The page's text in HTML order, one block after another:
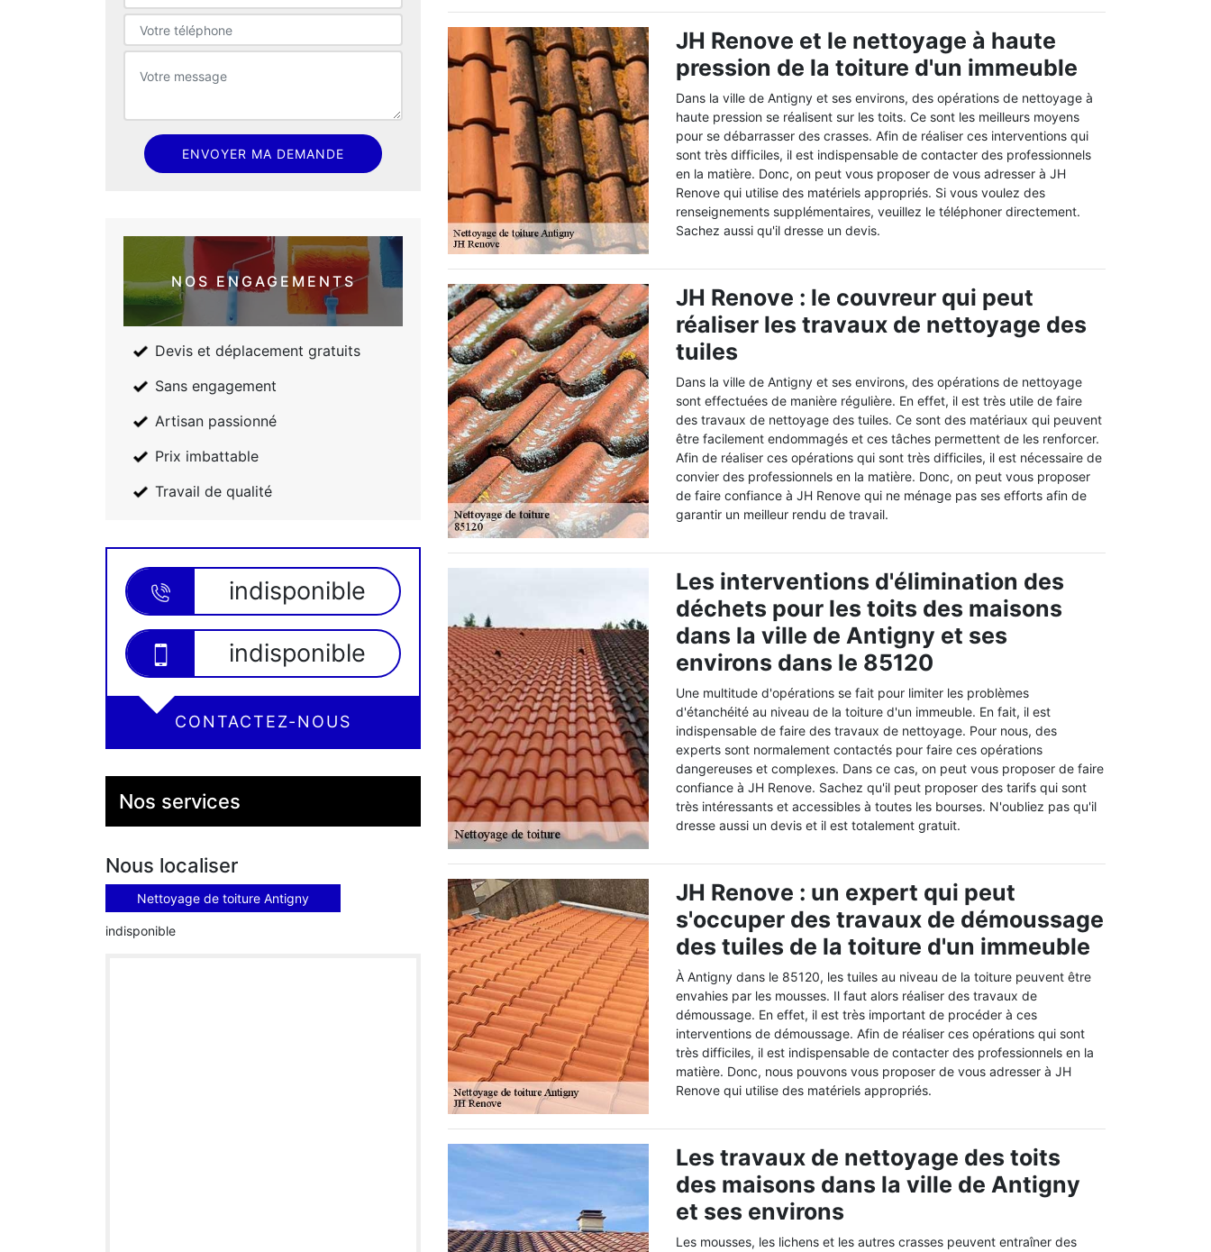
NOS ENGAGEMENTS
Devis et déplacement gratuits
Sans engagement
Artisan passionné
Prix imbattable
Travail de qualité
indisponible
indisponible
CONTACTEZ-NOUS
Nos services
Nous localiser
Nettoyage de toiture Antigny
indisponible
JH Renove et le nettoyage à haute
pression de la toiture d'un immeuble
Dans la ville de Antigny et ses environs, des opérations de nettoyage à
haute pression se réalisent sur les toits. Ce sont les meilleurs moyens
pour se débarrasser des crasses. Afin de réaliser ces interventions qui
sont très difficiles, il est indispensable de contacter des professionnels
en la matière. Donc, on peut vous proposer de vous adresser à JH
Renove qui utilise des matériels appropriés. Si vous voulez des
renseignements supplémentaires, veuillez le téléphoner directement.
Sachez aussi qu'il dresse un devis.
JH Renove : le couvreur qui peut
réaliser les travaux de nettoyage des
tuiles
Dans la ville de Antigny et ses environs, des opérations de nettoyage
sont effectuées de manière régulière. En effet, il est très utile de faire
des travaux de nettoyage des tuiles. Ce sont des matériaux qui peuvent
être facilement endommagés et ces tâches permettent de les renforcer.
Afin de réaliser ces opérations qui sont très difficiles, il est nécessaire de
convier des professionnels en la matière. Donc, on peut vous proposer
de faire confiance à JH Renove qui ne ménage pas ses efforts afin de
garantir un meilleur rendu de travail.
Les interventions d'élimination des
déchets pour les toits des maisons
dans la ville de Antigny et ses
environs dans le 85120
Une multitude d'opérations se fait pour limiter les problèmes
d'étanchéité au niveau de la toiture d'un immeuble. En fait, il est
indispensable de faire des travaux de nettoyage. Pour nous, des
experts sont normalement contactés pour faire ces opérations
dangereuses et complexes. Dans ce cas, on peut vous proposer de faire
confiance à JH Renove. Sachez qu'il peut proposer des tarifs qui sont
très intéressants et accessibles à toutes les bourses. N'oubliez pas qu'il
dresse aussi un devis et il est totalement gratuit.
JH Renove : un expert qui peut
s'occuper des travaux de démoussage
des tuiles de la toiture d'un immeuble
À Antigny dans le 85120, les tuiles au niveau de la toiture peuvent être
envahies par les mousses. Il faut alors réaliser des travaux de
démoussage. En effet, il est très important de procéder à ces
interventions de démoussage. Afin de réaliser ces opérations qui sont
très difficiles, il est indispensable de contacter des professionnels en la
matière. Donc, nous pouvons vous proposer de vous adresser à JH
Renove qui utilise des matériels appropriés.
Les travaux de nettoyage des toits
des maisons dans la ville de Antigny
et ses environs
Les mousses, les lichens et les autres crasses peuvent entraîner des